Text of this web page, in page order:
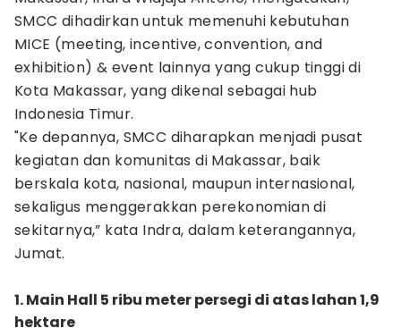
SMCC dihadirkan untuk memenuhi kebutuhan
MICE (meeting, incentive, convention, and
exhibition) & event lainnya yang cukup tinggi di
Kota Makassar, yang dikenal sebagai hub
Indonesia Timur.
"Ke depannya, SMCC diharapkan menjadi pusat
kegiatan dan komunitas di Makassar, baik
berskala kota, nasional, maupun internasional,
sekaligus menggerakkan perekonomian di
sekitarnya,” kata Indra, dalam keterangannya,
Jumat.
1. Main Hall 5 ribu meter persegi di atas lahan 1,9
hektare